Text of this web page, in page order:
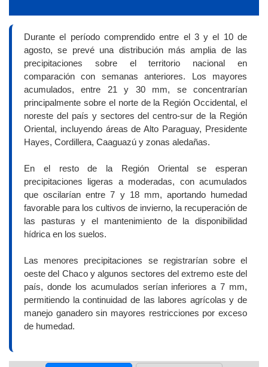
Durante el período comprendido entre el 3 y el 10 de
agosto, se prevé una distribución más amplia de las
precipitaciones sobre el territorio nacional en
comparación con semanas anteriores. Los mayores
acumulados, entre 21 y 30 mm, se concentrarían
principalmente sobre el norte de la Región Occidental, el
noreste del país y sectores del centro-sur de la Región
Oriental, incluyendo áreas de Alto Paraguay, Presidente
Hayes, Cordillera, Caaguazú y zonas aledañas.
En el resto de la Región Oriental se esperan
precipitaciones ligeras a moderadas, con acumulados
que oscilarían entre 7 y 18 mm, aportando humedad
favorable para los cultivos de invierno, la recuperación de
las pasturas y el mantenimiento de la disponibilidad
hídrica en los suelos.
Las menores precipitaciones se registrarían sobre el
oeste del Chaco y algunos sectores del extremo este del
país, donde los acumulados serían inferiores a 7 mm,
permitiendo la continuidad de las labores agrícolas y de
manejo ganadero sin mayores restricciones por exceso
de humedad.